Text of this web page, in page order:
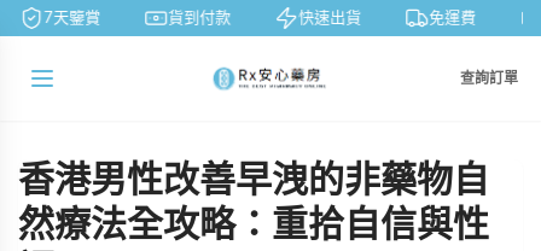
7天鑒賞 貨到付款 快速出貨 免運費
查詢訂單
香港男性改善早洩的非藥物自
然療法全攻略：重拾自信與性